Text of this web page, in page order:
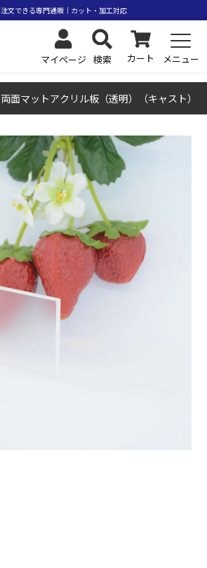
マイページ 検索 カート メニュー
両面マットアクリル板（透明）（キャスト）